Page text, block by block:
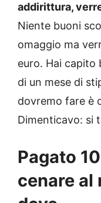
addirittura,
Niente buoni
omaggio ma
euro. Hai capito
di un mese di
dovremo fare è
Dimenticavo: si
Pagato
cenare al